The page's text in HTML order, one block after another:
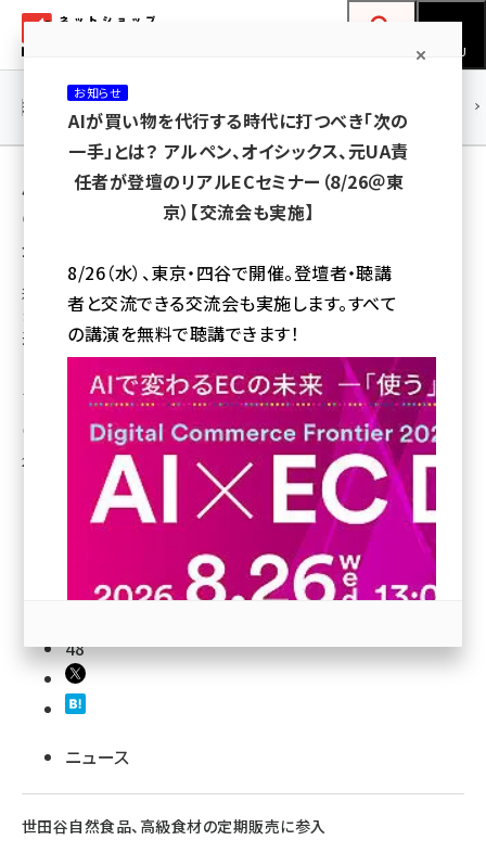
ン
ネットショップ担当者フォーラム
MENU
yahoo (1901)
楽天 (1871)
アスクル (1119)
base (1077)
ビィ・フォアード (773)
revico (740)
連載・特集 |
用語「世田谷自然食品」 が使われている記事
の一覧
全 5 記事中 1 ～ 5 を表示中
通販新聞ダイジェスト
なぜ、ルタオや茅乃舎は元気なのか? 地方の
通販企業に学ぶ成長のヒント
「茅乃舎」の久原本家、「ルタオ」ブランドの寿スピリッツ、健食通販のアイリン
クス、愛しとーとなどの事例を紹介
通販新聞
2016年6月22日 7:00
48
ニュース
世田谷自然食品、高級食材の定期販売に参入
お知らせ
AIが買い物を代行する時代に打つべき「次の
一手」とは？ アルペン、オイシックス、元UA責
任者が登壇のリアルECセミナー（8/26＠東
京）【交流会も実施】
8/26（水）、東京・四谷で開催。登壇者・聴講
者と交流できる交流会も実施します。すべて
の講演を無料で聴講できます！
参加登録はこちら↑